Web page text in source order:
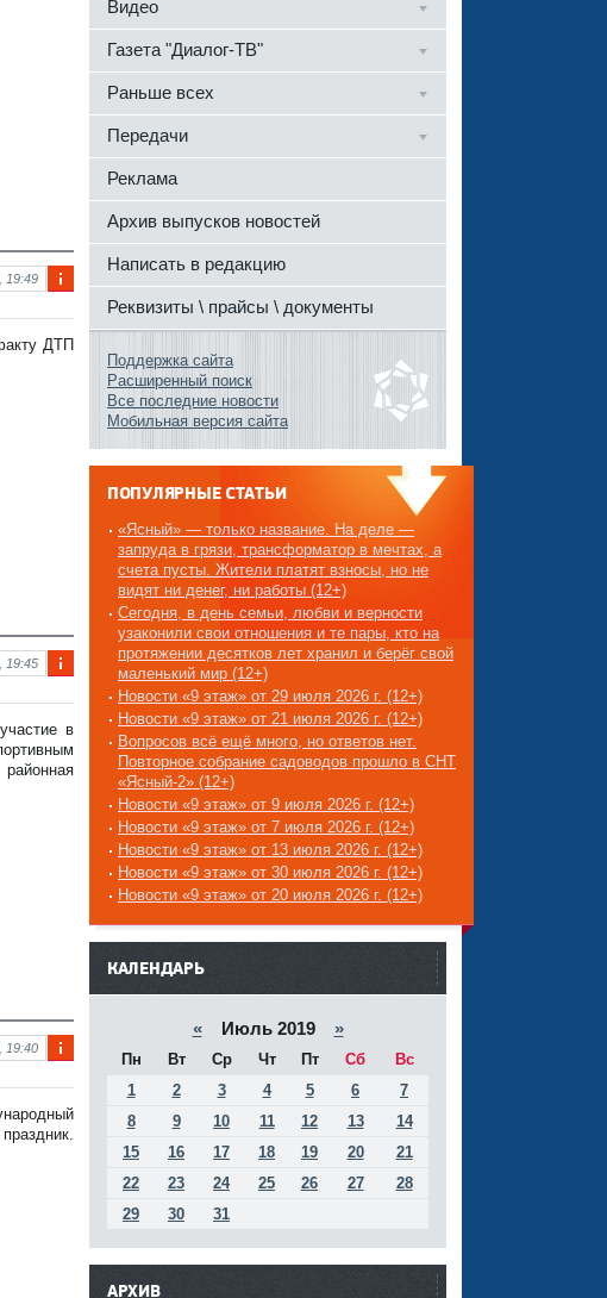
фо
рм
аци
19:49
ДТП
фо
аци
я к
нов
19:45
в
фо
аци
я к
19:40
Видео
Газета "Диалог-ТВ"
Раньше всех
Передачи
Реклама
Архив выпусков новостей
Написать в редакцию
Реквизиты \ прайсы \ документы
Поддержка сайта
Расширенный поиск
Все последние новости
Мобильная версия сайта
ПОПУЛЯРНЫЕ СТАТЬИ
«Ясный» — только название. На деле —
запруда в грязи, трансформатор в мечтах, а
счета пусты. Жители платят взносы, но не
видят ни денег, ни работы (12+)
Сегодня, в день семьи, любви и верности
узаконили свои отношения и те пары, кто на
протяжении десятков лет хранил и берёг свой
маленький мир (12+)
Новости «9 этаж» от 29 июля 2026 г. (12+)
Новости «9 этаж» от 21 июля 2026 г. (12+)
Вопросов всё ещё много, но ответов нет.
Повторное собрание садоводов прошло в СНТ
«Ясный-2» (12+)
Новости «9 этаж» от 9 июля 2026 г. (12+)
Новости «9 этаж» от 7 июля 2026 г. (12+)
Новости «9 этаж» от 13 июля 2026 г. (12+)
Новости «9 этаж» от 30 июля 2026 г. (12+)
Новости «9 этаж» от 20 июля 2026 г. (12+)
------
КАЛЕНДАРЬ
«Июль 2019 »
Пн Вт Ср Чт Пт Сб
Вс
1
2 3 4 5 6
7
8
9 10 11 12 13
14
15
16 17 18 19 20
21
22
23 24 25 26 27
28
29
30 31
АРХИВ